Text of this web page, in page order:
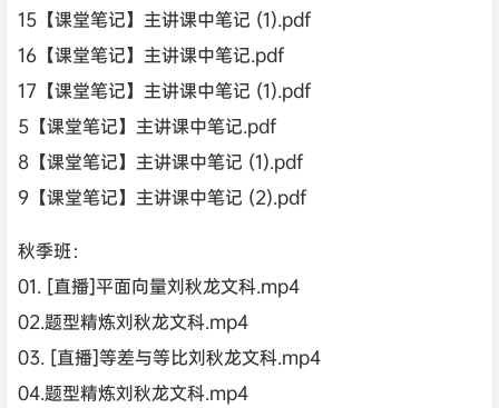
15【课堂笔记】主讲课中笔记 (1).pdf
16【课堂笔记】主讲课中笔记.pdf
17【课堂笔记】主讲课中笔记 (1).pdf
5【课堂笔记】主讲课中笔记.pdf
8【课堂笔记】主讲课中笔记 (1).pdf
9【课堂笔记】主讲课中笔记 (2).pdf
秋季班：
01. [直播]平面向量刘秋龙文科.mp4
02.题型精炼刘秋龙文科.mp4
03. [直播]等差与等比刘秋龙文科.mp4
04.题型精炼刘秋龙文科.mp4